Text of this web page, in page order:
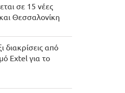
σε 15 νέες
Θεσσαλονίκη
διακρίσεις από
Extel για το